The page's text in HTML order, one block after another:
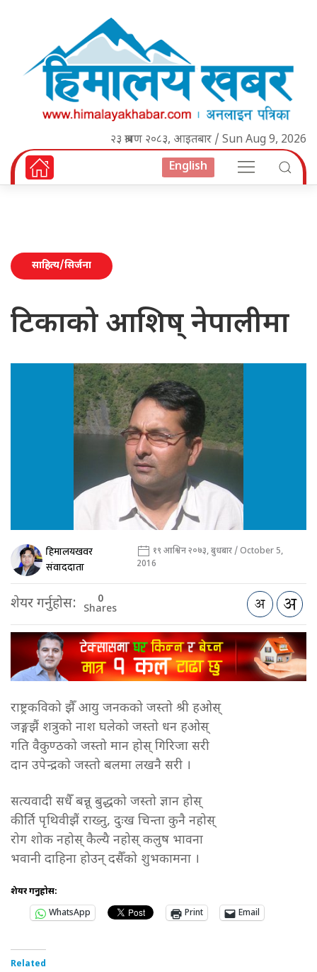
२३ श्रावण २०८३, आइतबार / Sun Aug 9, 2026
English
साहित्य/सिर्जना
टिकाको आशिष् नेपालीमा
हिमालयखवर
संवाददाता
१९ आश्विन २०७३, बुधबार / October 5,
2016
शेयर गर्नुहोस: 0
Shares
राष्ट्रकविको झैँ आयु जनकको जस्तो श्री हओस्
जङ्गझैं शत्रुको नाश घलेको जस्तो धन हओस्
गति वैकुण्ठको जस्तो मान होस् गिरिजा सरी
दान उपेन्द्रको जस्तो बलमा लखनै सरी ।
सत्यवादी सधैँ बन्नू बुद्धको जस्तो ज्ञान होस्
कीर्ति पृथिवीझैं राख्नु, दुःख चिन्ता कुनै नहोस्
रोग शोक नहोस् कैल्यै नहोस् कलुष भावना
भवानी दाहिना होउन् दसैँको शुभकामना ।
शेयर गर्नुहोस:
WhatsApp
Print Email
Related